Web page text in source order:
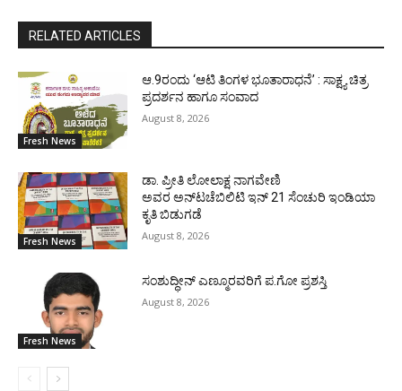
RELATED ARTICLES
Fresh News
ಆ.9ರಂದು ‘ಆಟಿ ತಿಂಗಳ ಭೂತಾರಾಧನೆ’ : ಸಾಕ್ಷ್ಯ ಚಿತ್ರ
ಪ್ರದರ್ಶನ ಹಾಗೂ ಸಂವಾದ
August 8, 2026
Fresh News
ಡಾ. ಪ್ರೀತಿ ಲೋಲಾಕ್ಷ ನಾಗವೇಣಿ
ಅವರ ಅನ್‌ಟಚೆಬಿಲಿಟಿ ಇನ್ 21 ಸೆಂಚುರಿ ಇಂಡಿಯಾ
ಕೃತಿ ಬಿಡುಗಡೆ
August 8, 2026
Fresh News
ಸಂಶುದ್ಧೀನ್ ಎಣ್ಮೂರವರಿಗೆ ಪ.ಗೋ ಪ್ರಶಸ್ತಿ
August 8, 2026